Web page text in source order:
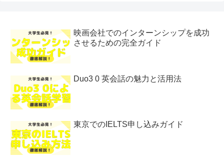
映画会社でのインターンシップを成功
させるための完全ガイド
Duo3 0 英会話の魅力と活用法
東京でのIELTS申し込みガイド